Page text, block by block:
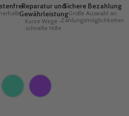
Reparatur und
Gewährleistung
Kurze Wege -
schnelle Hilfe
Sichere Bezahlung
Große Auswahl an
Zahlungsmöglichkeiten